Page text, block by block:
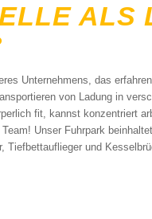
ALS
Unternehmens, das
von Ladung in
fit, kannst konzentriert
Unser Fuhrpark
Tiefbettauflieger und